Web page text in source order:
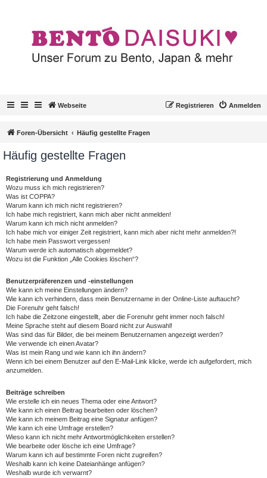
Webseite Anmelden
Registrieren
Foren-Übersicht Häufig gestellte Fragen
Häufig gestellte Fragen
Registrierung und Anmeldung
Wozu muss ich mich registrieren?
Was ist COPPA?
Warum kann ich mich nicht registrieren?
Ich habe mich registriert, kann mich aber nicht anmelden!
Warum kann ich mich nicht anmelden?
Ich habe mich vor einiger Zeit registriert, kann mich aber nicht mehr anmelden?!
Ich habe mein Passwort vergessen!
Warum werde ich automatisch abgemeldet?
Wozu ist die Funktion „Alle Cookies löschen“?
Benutzerpräferenzen und -einstellungen
Wie kann ich meine Einstellungen ändern?
Wie kann ich verhindern, dass mein Benutzername in der Online-Liste auftaucht?
Die Forenuhr geht falsch!
Ich habe die Zeitzone eingestellt, aber die Forenuhr geht immer noch falsch!
Meine Sprache steht auf diesem Board nicht zur Auswahl!
Was sind das für Bilder, die bei meinem Benutzernamen angezeigt werden?
Wie verwende ich einen Avatar?
Was ist mein Rang und wie kann ich ihn ändern?
Wenn ich bei einem Benutzer auf den E-Mail-Link klicke, werde ich aufgefordert, mich
anzumelden.
Beiträge schreiben
Wie erstelle ich ein neues Thema oder eine Antwort?
Wie kann ich einen Beitrag bearbeiten oder löschen?
Wie kann ich meinem Beitrag eine Signatur anfügen?
Wie kann ich eine Umfrage erstellen?
Wieso kann ich nicht mehr Antwortmöglichkeiten erstellen?
Wie bearbeite oder lösche ich eine Umfrage?
Warum kann ich auf bestimmte Foren nicht zugreifen?
Weshalb kann ich keine Dateianhänge anfügen?
Weshalb wurde ich verwarnt?